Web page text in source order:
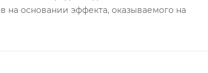
на основании эффекта, оказываемого на